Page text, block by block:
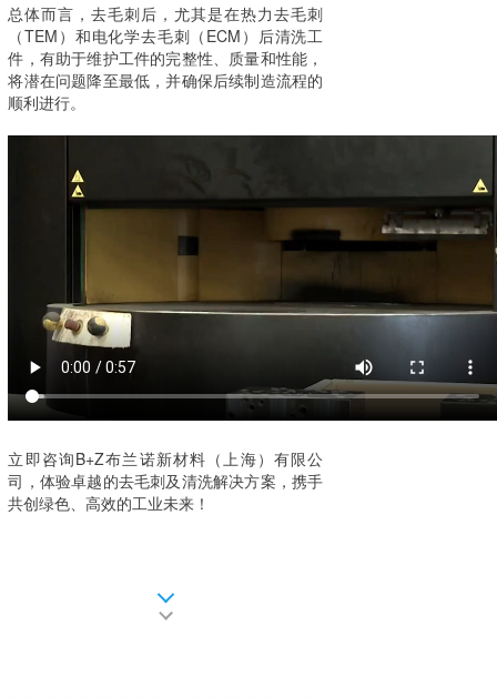
总体而言，去毛刺后，尤其是在热力去毛刺
（TEM）和电化学去毛刺（ECM）后清洗工
件，有助于维护工件的完整性、质量和性能，
将潜在问题降至最低，并确保后续制造流程的
顺利进行。
立即咨询B+Z布兰诺新材料（上海）有限公
司，体验卓越的去毛刺及清洗解决方案，携手
共创绿色、高效的工业未来！